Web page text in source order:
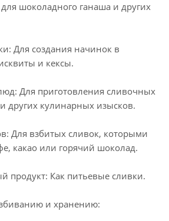
шоколадного ганаша и других
Для создания начинок в
и кексы.
Для приготовления сливочных
других кулинарных изысков.
Для взбитых сливок, которыми
какао или горячий шоколад.
продукт: Как питьевые сливки.
и хранению: